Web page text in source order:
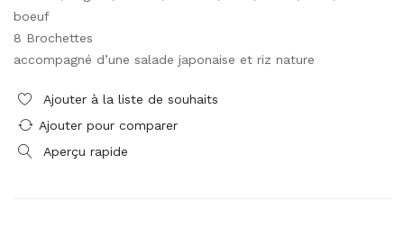
boeuf
8 Brochettes
accompagné d’une salade japonaise et riz nature
Ajouter à la liste de souhaits
Ajouter pour comparer
Aperçu rapide